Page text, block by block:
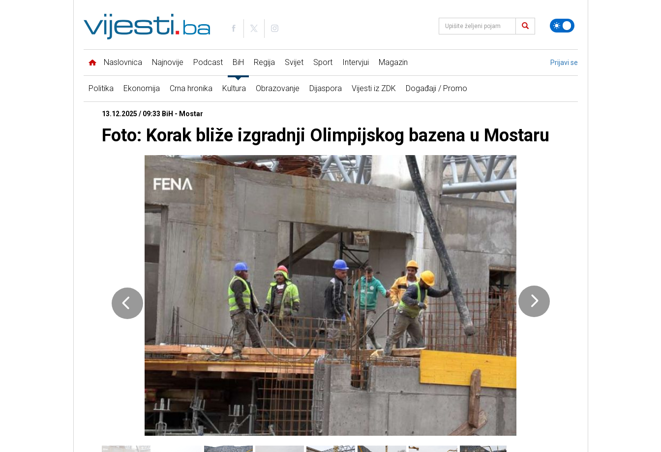
Naslovnica Najnovije Podcast BiH Regija Svijet Sport Intervjui Magazin Prijavi se
Politika Ekonomija Crna hronika Kultura Obrazovanje Dijaspora Vijesti iz ZDK Događaji / Promo
13.12.2025 / 09:33 BiH - Mostar
Foto: Korak bliže izgradnji Olimpijskog bazena u Mostaru